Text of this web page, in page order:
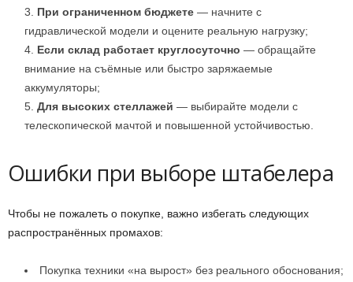
При ограниченном бюджете — начните с
гидравлической модели и оцените реальную нагрузку;
Если склад работает круглосуточно — обращайте
внимание на съёмные или быстро заряжаемые
аккумуляторы;
Для высоких стеллажей — выбирайте модели с
телескопической мачтой и повышенной устойчивостью.
Ошибки при выборе штабелера
Чтобы не пожалеть о покупке, важно избегать следующих
распространённых промахов:
Покупка техники «на вырост» без реального обоснования;